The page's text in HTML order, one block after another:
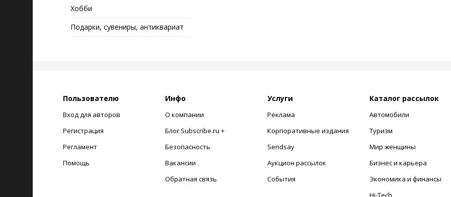
Хобби
Подарки, сувениры, антиквариат
Пользователю
Вход для авторов
Регистрация
Регламент
Помощь
Инфо
О компании
Блог Subscribe.ru +
Безопасность
Вакансии
Обратная связь
Услуги
Реклама
Корпоративные издания
Sendsay
Аукцион рассылок
События
Каталог рассылок
Автомобили
Туризм
Мир женщины
Бизнес и карьера
Экономика и финансы
Hi-Tech